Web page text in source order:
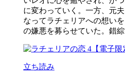
に変わっていく。一方、元
なってラチェリアへの想い
の嫌悪を募らせていた。錯
立ち読み